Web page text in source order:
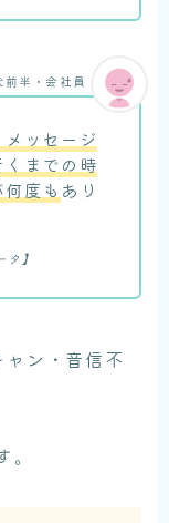
ッセージ
までの時
度も あり
】
半・会社員
ン・音信不